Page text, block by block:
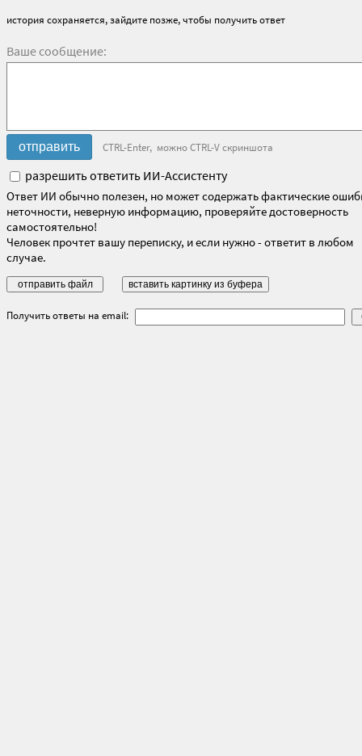
история сохраняется, зайдите позже, чтобы получить ответ
Ваше сообщение:
CTRL-Enter, можно CTRL-V скриншота
разрешить ответить ИИ-Ассистенту
Ответ ИИ обычно полезен, но может содержать фактические
неточности, неверную информацию, проверяйте достоверность
самостоятельно!
Человек прочтет вашу переписку, и если нужно - ответит в любом
случае.
Получить ответы на email: